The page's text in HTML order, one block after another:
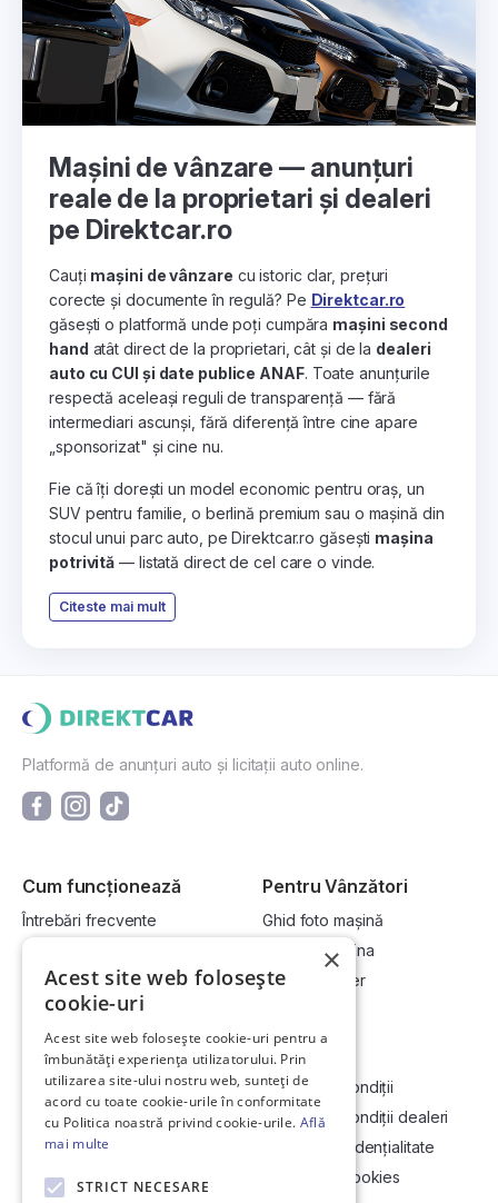
Mașini de vânzare — anunțuri
reale de la proprietari și dealeri
pe Direktcar.ro
Cauți mașini de vânzare cu istoric clar, prețuri
corecte și documente în regulă? Pe Direktcar.ro
găsești o platformă unde poți cumpăra mașini second
hand atât direct de la proprietari, cât și de la dealeri
auto cu CUI și date publice ANAF. Toate anunțurile
respectă aceleași reguli de transparență — fără
intermediari ascunși, fără diferență între cine apare
„sponsorizat" și cine nu.
Fie că îți dorești un model economic pentru oraș, un
SUV pentru familie, o berlină premium sau o mașină din
stocul unui parc auto, pe Direktcar.ro găsești mașina
potrivită — listată direct de cel care o vinde.
Citeste mai mult
Platformă de anunțuri auto și licitații auto online.
Cum funcționează
Întrebări frecvente
Cum vând la licitație?
Pentru Vânzători
Ghid foto mașină
Vinde-ți mașina
Devino dealer
Link-uri utile
Informații utile vizionare
Contact
Soluționarea Online a litigiilor
ANCP
Compania
Termeni și condiții
Termeni și condiții dealeri
Politică confidențialitate
Politica de cookies
×
Acest site web folosește
cookie-uri
Acest site web folosește cookie-uri pentru a
îmbunătăți experiența utilizatorului. Prin
utilizarea site-ului nostru web, sunteți de
acord cu toate cookie-urile în conformitate
cu Politica noastră privind cookie-urile. Află
mai multe
STRICT NECESARE